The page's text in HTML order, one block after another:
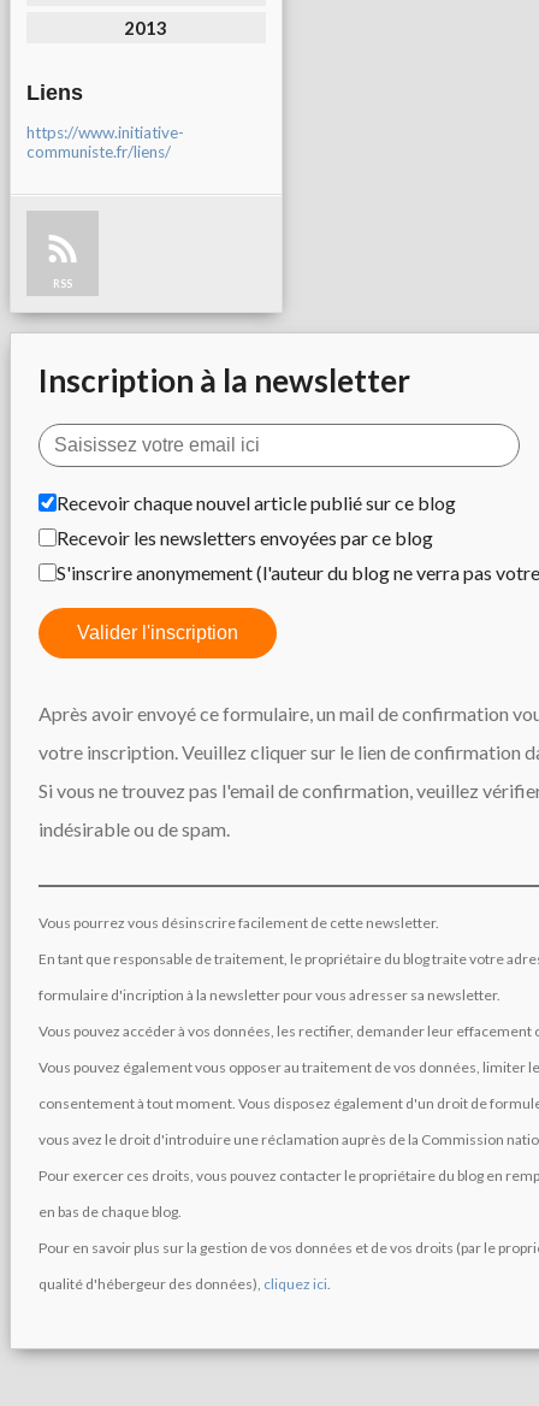
2013
Liens
https://www.initiative-
communiste.fr/liens/
RSS
Inscription à la newsletter
Recevoir chaque nouvel article publié sur ce blog
Recevoir les newsletters envoyées par ce blog
S'inscrire anonymement (l'auteur du blog ne verra pas
Valider l'inscription
Après avoir envoyé ce formulaire, un mail de confirmation
votre inscription. Veuillez cliquer sur le lien de confirmation
Si vous ne trouvez pas l'email de confirmation, veuillez
indésirable ou de spam.
Vous pourrez vous désinscrire facilement de cette newsletter.
En tant que responsable de traitement, le propriétaire du blog traite votre
formulaire d'incription à la newsletter pour vous adresser sa newsletter.
Vous pouvez accéder à vos données, les rectifier, demander leur
Vous pouvez également vous opposer au traitement de vos données, limiter
consentement à tout moment. Vous disposez également d'un droit de
vous avez le droit d'introduire une réclamation auprès de la Commission
Pour exercer ces droits, vous pouvez contacter le propriétaire du blog en
en bas de chaque blog.
Pour en savoir plus sur la gestion de vos données et de vos droits (par le
qualité d'hébergeur des données), cliquez ici.